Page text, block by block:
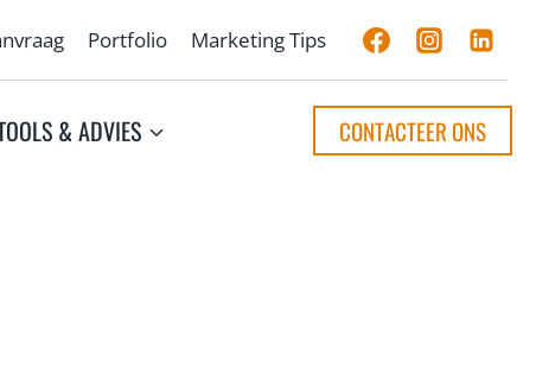
Portfolio Marketing Tips
& ADVIES CONTACTEER ONS